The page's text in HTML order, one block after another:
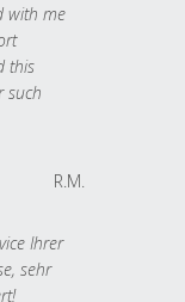
with me
this
such
R.M.
Ihrer
sehr